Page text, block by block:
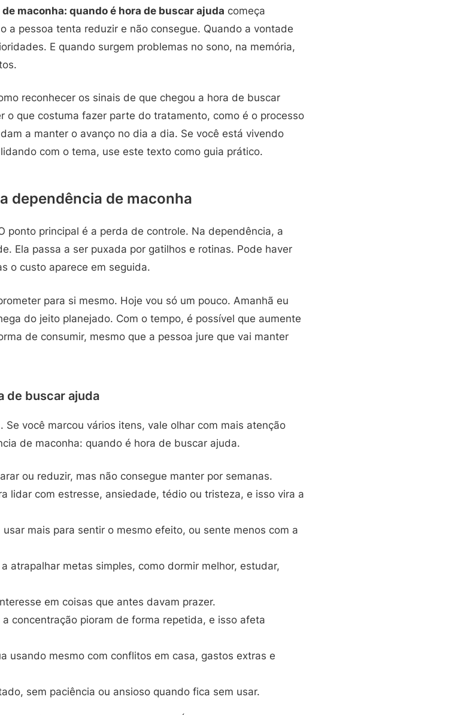
maconha: quando é hora de buscar ajuda começa
a pessoa tenta reduzir e não consegue. Quando a vontade
E quando surgem problemas no sono, na memória,
reconhecer os sinais de que chegou a hora de buscar
o que costuma fazer parte do tratamento, como é o processo
a manter o avanço no dia a dia. Se você está vivendo
com o tema, use este texto como guia prático.
dependência de maconha
ponto principal é a perda de controle. Na dependência, a
Ela passa a ser puxada por gatilhos e rotinas. Pode haver
o custo aparece em seguida.
para si mesmo. Hoje vou só um pouco. Amanhã eu
do jeito planejado. Com o tempo, é possível que aumente
de consumir, mesmo que a pessoa jure que vai manter
de buscar ajuda
Se você marcou vários itens, vale olhar com mais atenção
de maconha: quando é hora de buscar ajuda.
ou reduzir, mas não consegue manter por semanas.
lidar com estresse, ansiedade, tédio ou tristeza, e isso vira a
usar mais para sentir o mesmo efeito, ou sente menos com a
atrapalhar metas simples, como dormir melhor, estudar,
em coisas que antes davam prazer.
a concentração pioram de forma repetida, e isso afeta
usando mesmo com conflitos em casa, gastos extras e
sem paciência ou ansioso quando fica sem usar.